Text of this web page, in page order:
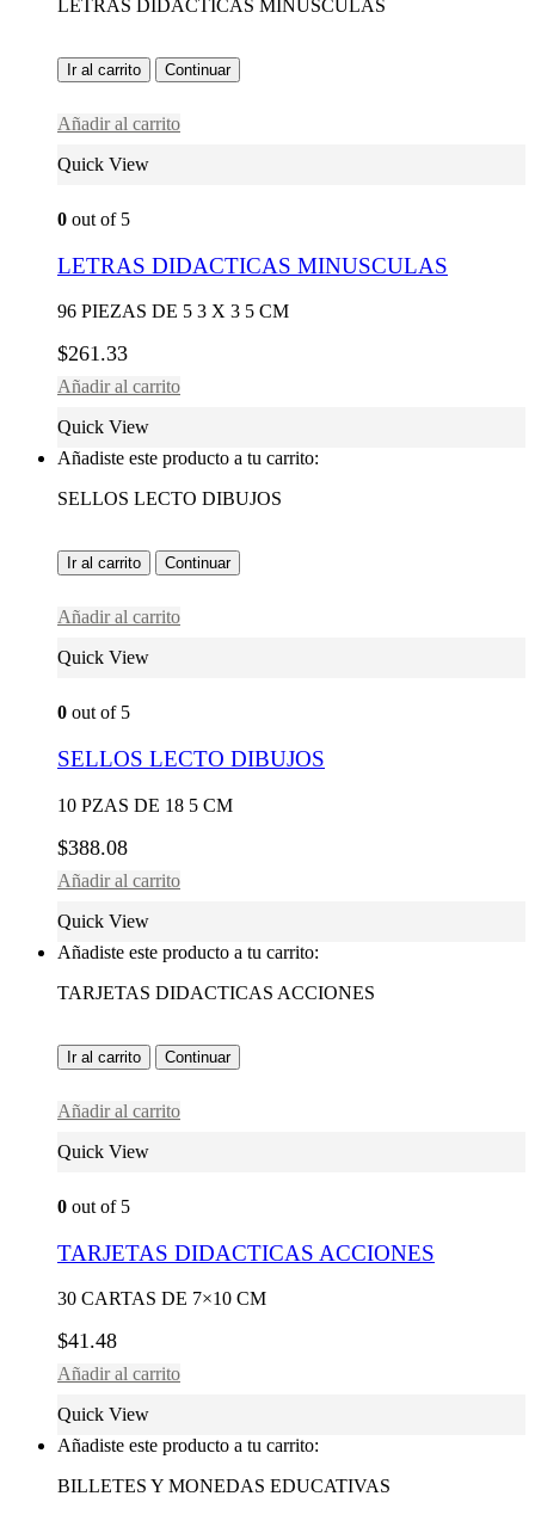
LETRAS DIDACTICAS MINUSCULAS
Ir al carrito Continuar
Añadir al carrito
Quick View
0 out of 5
LETRAS DIDACTICAS MINUSCULAS
96 PIEZAS DE 5 3 X 3 5 CM
$261.33
Añadir al carrito
Quick View
Añadiste este producto a tu carrito:
SELLOS LECTO DIBUJOS
Ir al carrito Continuar
Añadir al carrito
Quick View
0 out of 5
SELLOS LECTO DIBUJOS
10 PZAS DE 18 5 CM
$388.08
Añadir al carrito
Quick View
Añadiste este producto a tu carrito:
TARJETAS DIDACTICAS ACCIONES
Ir al carrito Continuar
Añadir al carrito
Quick View
0 out of 5
TARJETAS DIDACTICAS ACCIONES
30 CARTAS DE 7×10 CM
$41.48
Añadir al carrito
Quick View
Añadiste este producto a tu carrito:
BILLETES Y MONEDAS EDUCATIVAS